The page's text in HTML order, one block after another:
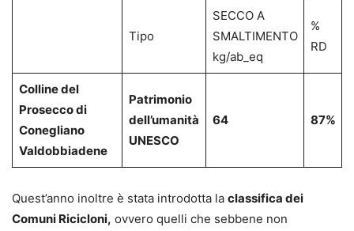
Tipo
SECCO A
SMALTIMENTO
kg/ab_eq
%
RD
Colline del
Prosecco di
Conegliano
Valdobbiadene
Patrimonio
dell’umanità
UNESCO
64 87%
Quest’anno inoltre è stata introdotta la classifica dei
Comuni Ricicloni, ovvero quelli che sebbene non